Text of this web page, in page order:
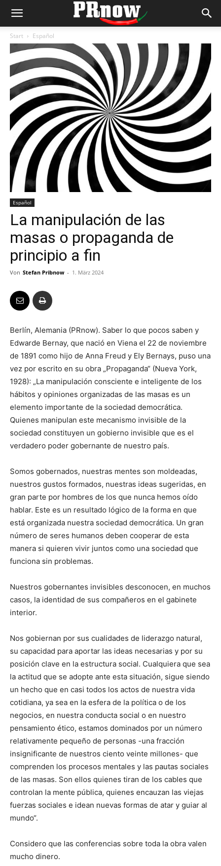
Start Español
Español
La manipulación de las
masas o propaganda de
principio a fin
Von Stefan Pribnow - 1. März 2024
Berlín, Alemania (PRnow). Saber lo que pocos saben y
Edwarde Bernay, que nació en Viena el 22 de noviembre
de 1891 como hijo de Anna Freud y Ely Bernays, puso una
vez por escrito en su obra „Propaganda“ (Nueva York,
1928): „La manipulación consciente e inteligente de los
hábitos y opiniones organizadas de las masas es un
elemento importante de la sociedad democrática.
Quienes manipulan este mecanismo invisible de la
sociedad constituyen un gobierno invisible que es el
verdadero poder gobernante de nuestro país.
Somos gobernados, nuestras mentes son moldeadas,
nuestros gustos formados, nuestras ideas sugeridas, en
gran parte por hombres de los que nunca hemos oído
hablar. Este es un resultado lógico de la forma en que
está organizada nuestra sociedad democrática. Un gran
número de seres humanos deben cooperar de esta
manera si quieren vivir juntos como una sociedad que
funciona sin problemas.
Nuestros gobernantes invisibles desconocen, en muchos
casos, la identidad de sus compañeros en el gabinete
interior.
Nos gobiernan por sus cualidades de liderazgo natural,
su capacidad para aportar las ideas necesarias y por su
posición clave en la estructura social. Cualquiera que sea
la actitud que se adopte ante esta situación, sigue siendo
un hecho que en casi todos los actos de nuestra vida
cotidiana, ya sea en la esfera de la política o de los
negocios, en nuestra conducta social o en nuestro
pensamiento ético, estamos dominados por un número
relativamente pequeño de personas -una fracción
insignificante de nuestros ciento veinte millones- que
comprenden los procesos mentales y las pautas sociales
de las masas. Son ellos quienes tiran de los cables que
controlan la mente pública, quienes encauzan las viejas
fuerzas sociales e idean nuevas formas de atar y guiar al
mundo“.
Considero que las conferencias sobre toda la obra valen
mucho dinero.